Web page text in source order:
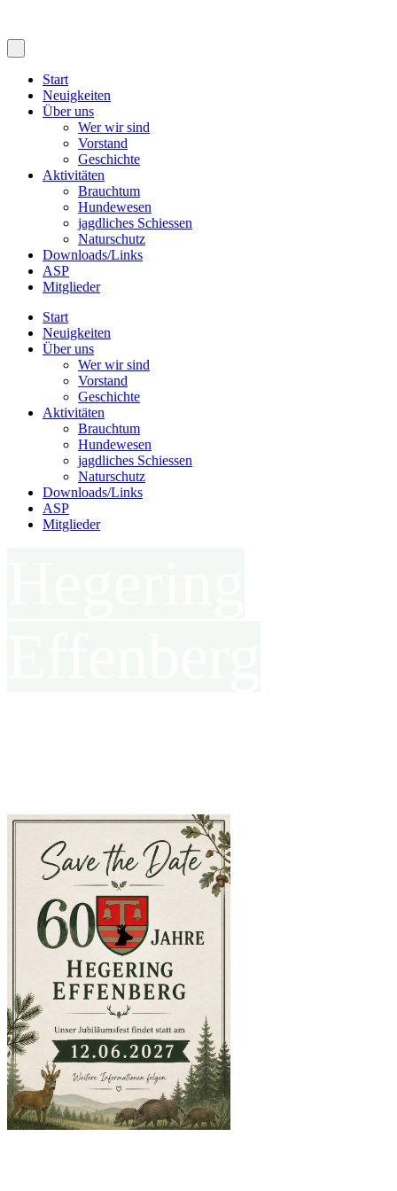
Start
Neuigkeiten
Über uns
Wer wir sind
Vorstand
Geschichte
Aktivitäten
Brauchtum
Hundewesen
jagdliches Schiessen
Naturschutz
Downloads/Links
ASP
Mitglieder
Start
Neuigkeiten
Über uns
Wer wir sind
Vorstand
Geschichte
Aktivitäten
Brauchtum
Hundewesen
jagdliches Schiessen
Naturschutz
Downloads/Links
ASP
Mitglieder